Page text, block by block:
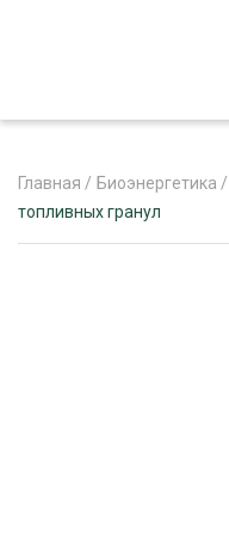
Главная / Биоэнергетика /
топливных гранул